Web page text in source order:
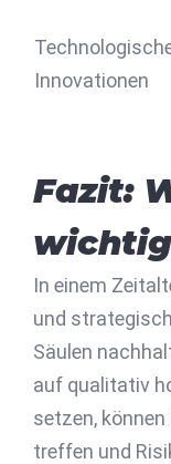
Innovationen
Fazit:
In einem
und
Säulen
auf qualitativ
setzen,
treffen und